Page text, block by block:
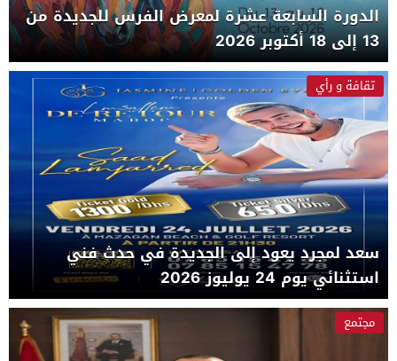
الدورة السابعة عشرة لمعرض الفرس للجديدة من
13 إلى 18 أكتوبر 2026
تقافة و رأي
سعد لمجرد يعود إلى الجديدة في حدث فني
استثنائي يوم 24 يوليوز 2026
مجتمع